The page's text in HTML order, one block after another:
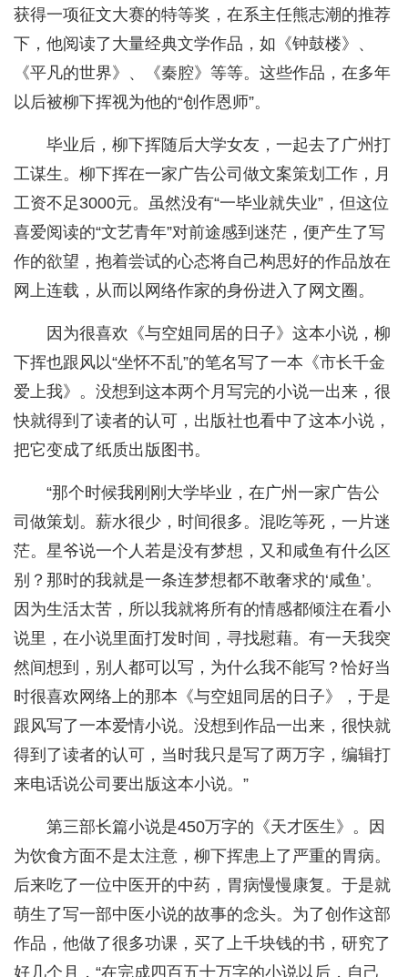
获得一项征文大赛的特等奖，在系主任熊志潮的推荐
下，他阅读了大量经典文学作品，如《钟鼓楼》、
《平凡的世界》、《秦腔》等等。这些作品，在多年
以后被柳下挥视为他的“创作恩师”。
毕业后，柳下挥随后大学女友，一起去了广州打
工谋生。柳下挥在一家广告公司做文案策划工作，月
工资不足3000元。虽然没有“一毕业就失业”，但这位
喜爱阅读的“文艺青年”对前途感到迷茫，便产生了写
作的欲望，抱着尝试的心态将自己构思好的作品放在
网上连载，从而以网络作家的身份进入了网文圈。
因为很喜欢《与空姐同居的日子》这本小说，柳
下挥也跟风以“坐怀不乱”的笔名写了一本《市长千金
爱上我》。没想到这本两个月写完的小说一出来，很
快就得到了读者的认可，出版社也看中了这本小说，
把它变成了纸质出版图书。
“那个时候我刚刚大学毕业，在广州一家广告公
司做策划。薪水很少，时间很多。混吃等死，一片迷
茫。星爷说一个人若是没有梦想，又和咸鱼有什么区
别？那时的我就是一条连梦想都不敢奢求的‘咸鱼’。
因为生活太苦，所以我就将所有的情感都倾注在看小
说里，在小说里面打发时间，寻找慰藉。有一天我突
然间想到，别人都可以写，为什么我不能写？恰好当
时很喜欢网络上的那本《与空姐同居的日子》，于是
跟风写了一本爱情小说。没想到作品一出来，很快就
得到了读者的认可，当时我只是写了两万字，编辑打
来电话说公司要出版这本小说。”
第三部长篇小说是450万字的《天才医生》。因
为饮食方面不是太注意，柳下挥患上了严重的胃病。
后来吃了一位中医开的中药，胃病慢慢康复。于是就
萌生了写一部中医小说的故事的念头。为了创作这部
作品，他做了很多功课，买了上千块钱的书，研究了
好几个月，“在完成四百五十万字的小说以后，自己